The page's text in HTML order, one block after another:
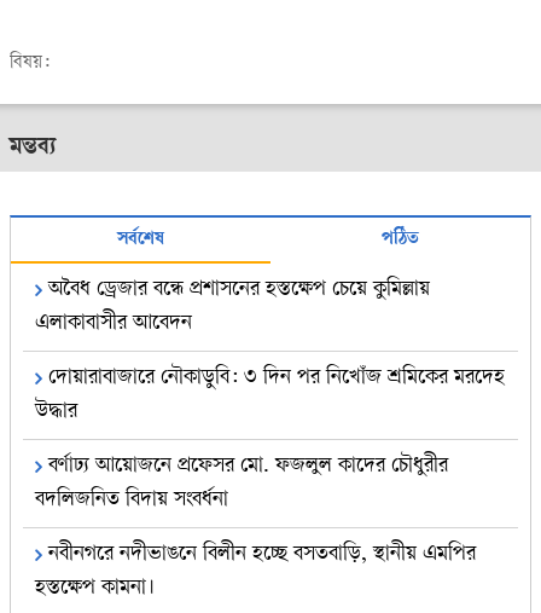
বিষয়:
মন্তব্য
সর্বশেষ পঠিত
অবৈধ ড্রেজার বন্ধে প্রশাসনের হস্তক্ষেপ চেয়ে কুমিল্লায়
এলাকাবাসীর আবেদন
দোয়ারাবাজারে নৌকাডুবি: ৩ দিন পর নিখোঁজ শ্রমিকের মরদেহ
উদ্ধার
বর্ণাঢ্য আয়োজনে প্রফেসর মো. ফজলুল কাদের চৌধুরীর
বদলিজনিত বিদায় সংবর্ধনা
নবীনগরে নদীভাঙনে বিলীন হচ্ছে বসতবাড়ি, স্থানীয় এমপির
হস্তক্ষেপ কামনা।